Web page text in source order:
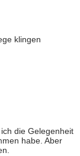
klingen
die Gelegenheit
habe. Aber